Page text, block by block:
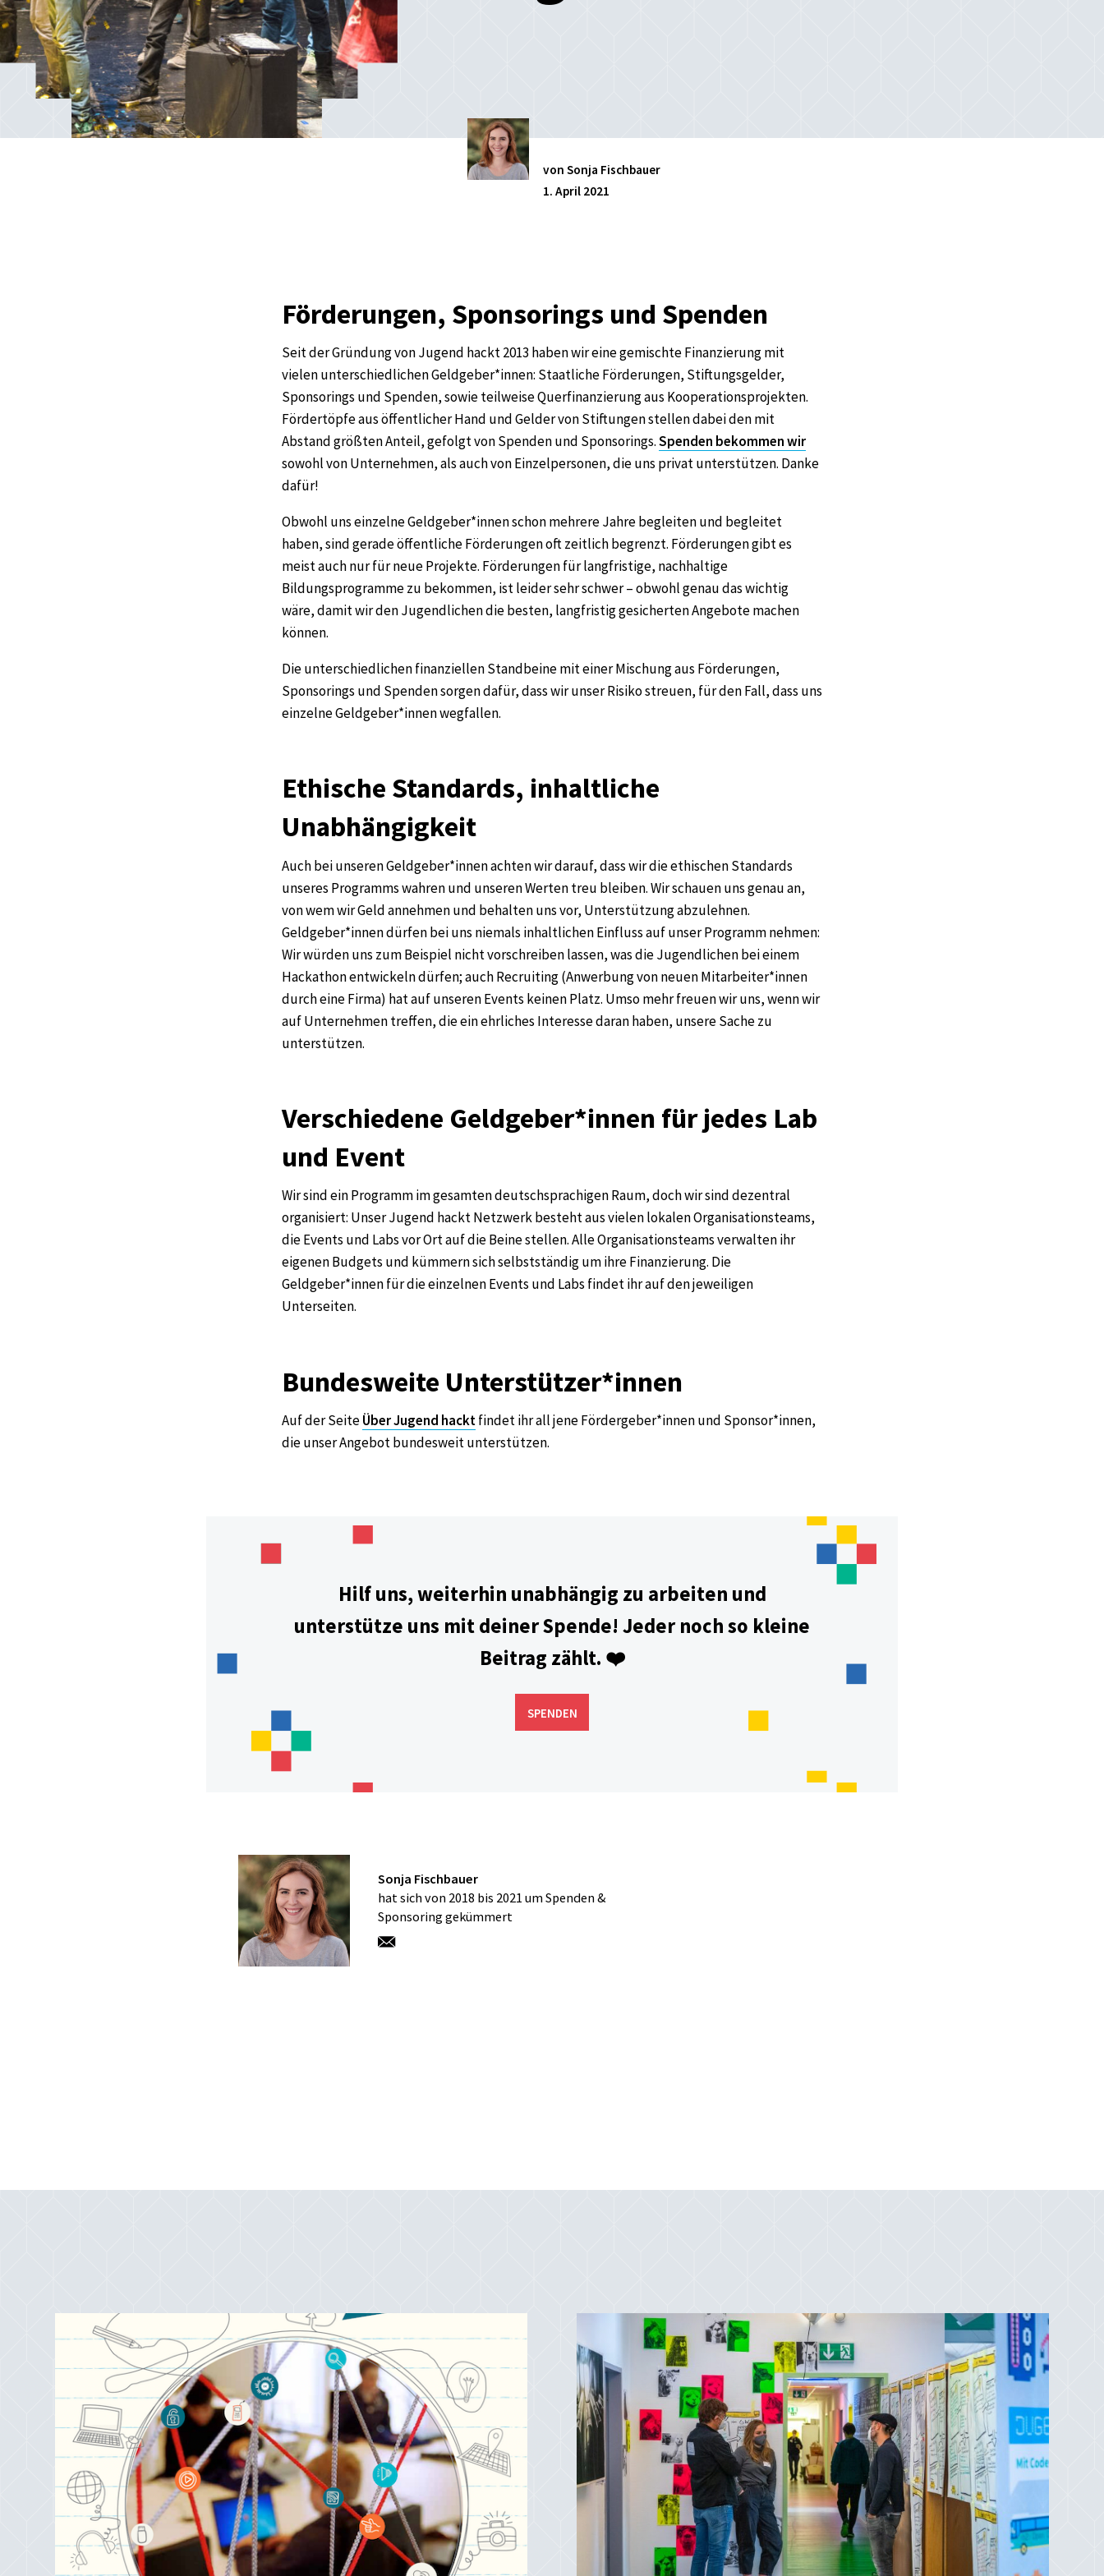
von Sonja Fischbauer
1. April 2021
Förderungen, Sponsorings und Spenden
Seit der Gründung von Jugend hackt 2013 haben wir eine gemischte Finanzierung mit
vielen unterschiedlichen Geldgeber*innen: Staatliche Förderungen, Stiftungsgelder,
Sponsorings und Spenden, sowie teilweise Querfinanzierung aus Kooperationsprojekten.
Fördertöpfe aus öffentlicher Hand und Gelder von Stiftungen stellen dabei den mit
Abstand größten Anteil, gefolgt von Spenden und Sponsorings.Spenden bekommen wir
sowohl von Unternehmen, als auch von Einzelpersonen, die uns privat unterstützen. Danke
dafür!
Obwohl uns einzelne Geldgeber*innen schon mehrere Jahre begleiten und begleitet
haben, sind gerade öffentliche Förderungen oft zeitlich begrenzt. Förderungen gibt es
meist auch nur für neue Projekte. Förderungen für langfristige, nachhaltige
Bildungsprogramme zu bekommen, ist leider sehr schwer – obwohl genau das wichtig
wäre, damit wir den Jugendlichen die besten, langfristig gesicherten Angebote machen
können.
Die unterschiedlichen finanziellen Standbeine mit einer Mischung aus Förderungen,
Sponsorings und Spenden sorgen dafür, dass wir unser Risiko streuen, für den Fall, dass uns
einzelne Geldgeber*innen wegfallen.
Ethische Standards, inhaltliche
Unabhängigkeit
Auch bei unseren Geldgeber*innen achten wir darauf, dass wir die ethischen Standards
unseres Programms wahren und unseren Werten treu bleiben. Wir schauen uns genau an,
von wem wir Geld annehmen und behalten uns vor, Unterstützung abzulehnen.
Geldgeber*innen dürfen bei uns niemals inhaltlichen Einfluss auf unser Programm nehmen:
Wir würden uns zum Beispiel nicht vorschreiben lassen, was die Jugendlichen bei einem
Hackathon entwickeln dürfen; auch Recruiting (Anwerbung von neuen Mitarbeiter*innen
durch eine Firma) hat auf unseren Events keinen Platz. Umso mehr freuen wir uns, wenn wir
auf Unternehmen treffen, die ein ehrliches Interesse daran haben, unsere Sache zu
unterstützen.
Verschiedene Geldgeber*innen für jedes Lab
und Event
Wir sind ein Programm im gesamten deutschsprachigen Raum, doch wir sind dezentral
organisiert: Unser Jugend hackt Netzwerk besteht aus vielen lokalen Organisationsteams,
die Events und Labs vor Ort auf die Beine stellen. Alle Organisationsteams verwalten ihr
eigenen Budgets und kümmern sich selbstständig um ihre Finanzierung. Die
Geldgeber*innen für die einzelnen Events und Labs findet ihr auf den jeweiligen
Unterseiten.
Bundesweite Unterstützer*innen
Auf der SeiteÜber Jugend hacktfindet ihr all jene Fördergeber*innen und Sponsor*innen,
die unser Angebot bundesweit unterstützen.
Hilf uns, weiterhin unabhängig zu arbeiten und
unterstütze uns mit deiner Spende! Jeder noch so kleine
Beitrag zählt. ❤️
SPENDEN
Sonja Fischbauer
hat sich von 2018 bis 2021 um Spenden &
Sponsoring gekümmert